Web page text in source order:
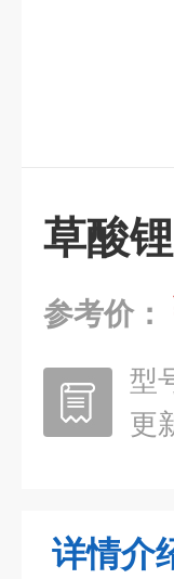
草酸
参考价：
型
更
详情介